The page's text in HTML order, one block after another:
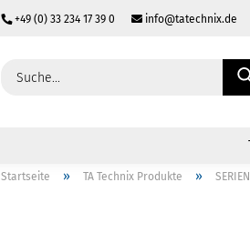
+49 (0) 33 234 17 39 0 info@tatechnix.de
Startseite » TA Technix Produkte »